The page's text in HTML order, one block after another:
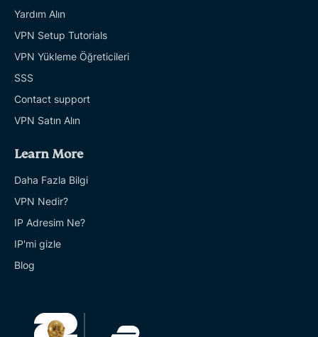
Yardım Alın
VPN Setup Tutorials
VPN Yükleme Öğreticileri
SSS
Contact support
VPN Satın Alın
Learn More
Daha Fazla Bilgi
VPN Nedir?
IP Adresim Ne?
IP'mi gizle
Blog